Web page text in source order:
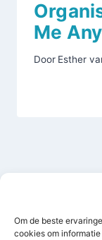
Om de beste
cookies om
Me
Door Esther
Geef een